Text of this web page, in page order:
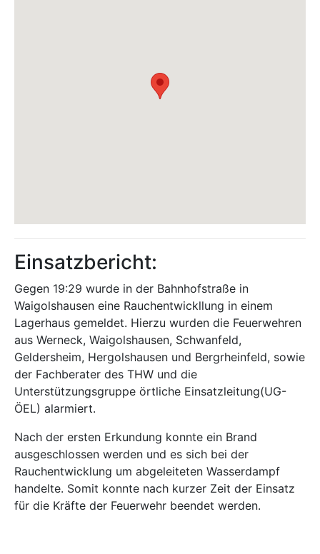
Einsatzbericht:
Gegen 19:29 wurde in der Bahnhofstraße in
Waigolshausen eine Rauchentwickllung in einem
Lagerhaus gemeldet. Hierzu wurden die Feuerwehren
aus Werneck, Waigolshausen, Schwanfeld,
Geldersheim, Hergolshausen und Bergrheinfeld, sowie
der Fachberater des THW und die
Unterstützungsgruppe örtliche Einsatzleitung(UG-
ÖEL) alarmiert.
Nach der ersten Erkundung konnte ein Brand
ausgeschlossen werden und es sich bei der
Rauchentwicklung um abgeleiteten Wasserdampf
handelte. Somit konnte nach kurzer Zeit der Einsatz
für die Kräfte der Feuerwehr beendet werden.